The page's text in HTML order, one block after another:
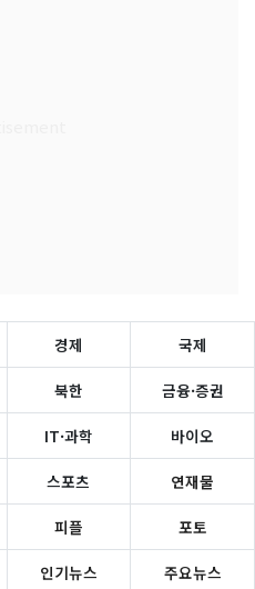
경제 국제
북한 금융·증권
IT·과학 바이오
스포츠 연재물
피플 포토
인기뉴스 주요뉴스